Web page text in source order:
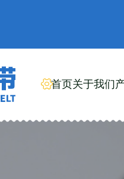
首页关于我们